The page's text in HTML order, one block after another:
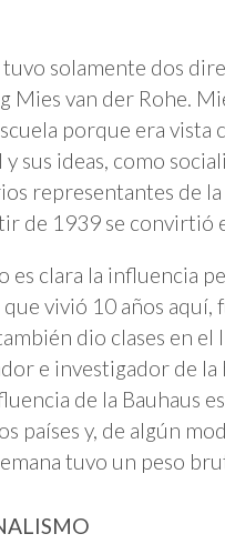
tuvo solamente dos
Mies van der Rohe.
porque era vista
sus ideas, como
representantes de
de 1939 se convirtió
es clara la influencia
vivió 10 años aquí,
dio clases en
e investigador de
de la Bauhaus
países y, de algún
tuvo un peso